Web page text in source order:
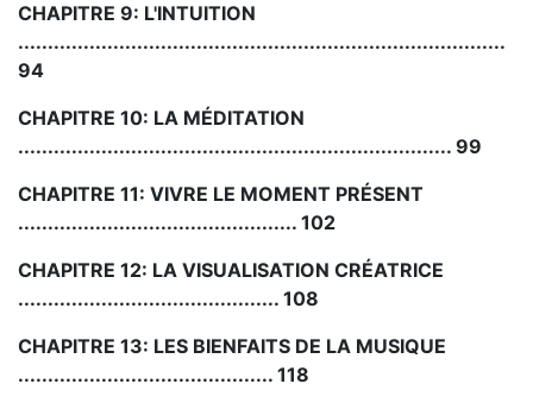
CHAPITRE 9: L'INTUITION
..................................................................................
94
CHAPITRE 10: LA MÉDITATION
......................................................................... 99
CHAPITRE 11: VIVRE LE MOMENT PRÉSENT
............................................... 102
CHAPITRE 12: LA VISUALISATION CRÉATRICE
............................................ 108
CHAPITRE 13: LES BIENFAITS DE LA MUSIQUE
........................................... 118